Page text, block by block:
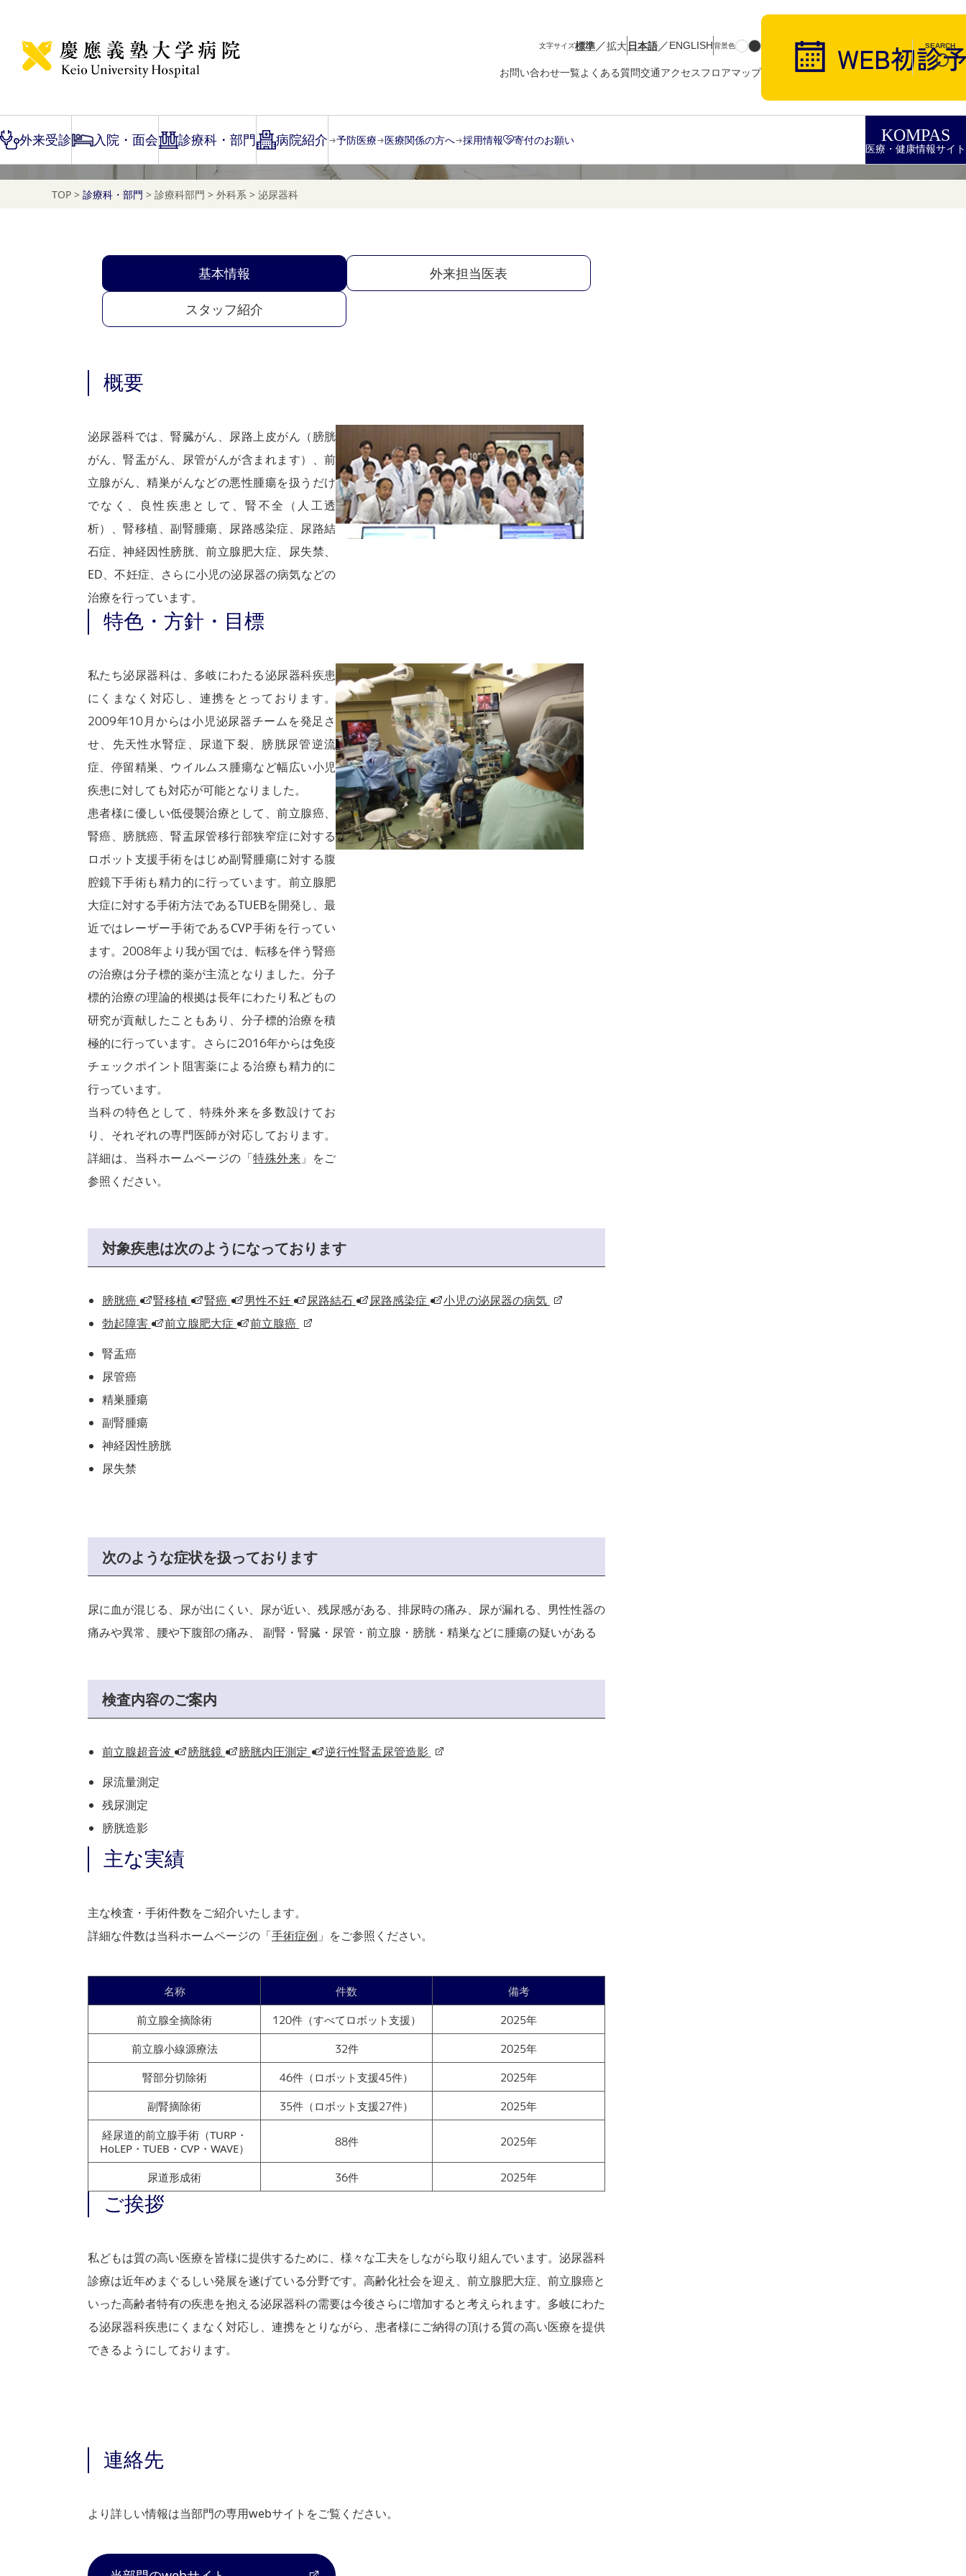
文字サイズ標準／拡大日本語／ENGLISH背景色
お問い合わせ一覧よくある質問交通アクセスフロアマップ
SEARCH
外来受診 入院・面会 診療科・部門 病院紹介 予防医療 医療関係の方へ 採用情報 寄付のお願い KOMPAS
医療・健康情報サイト
TOP > 診療科・部門 > 診療科部門 > 外科系 > 泌尿器科
基本情報 外来担当医表
スタッフ紹介
概要
泌尿器科では、腎臓がん、尿路上皮がん（膀胱
がん、腎盂がん、尿管がんが含まれます）、前
立腺がん、精巣がんなどの悪性腫瘍を扱うだけ
でなく、良性疾患として、腎不全（人工透
析）、腎移植、副腎腫瘍、尿路感染症、尿路結
石症、神経因性膀胱、前立腺肥大症、尿失禁、
ED、不妊症、さらに小児の泌尿器の病気などの
治療を行っています。
特色・方針・目標
私たち泌尿器科は、多岐にわたる泌尿器科疾患
にくまなく対応し、連携をとっております。
2009年10月からは小児泌尿器チームを発足さ
せ、先天性水腎症、尿道下裂、膀胱尿管逆流
症、停留精巣、ウイルムス腫瘍など幅広い小児
疾患に対しても対応が可能となりました。
患者様に優しい低侵襲治療として、前立腺癌、
腎癌、膀胱癌、腎盂尿管移行部狭窄症に対する
ロボット支援手術をはじめ副腎腫瘍に対する腹
腔鏡下手術も精力的に行っています。前立腺肥
大症に対する手術方法であるTUEBを開発し、最
近ではレーザー手術であるCVP手術を行ってい
ます。2008年より我が国では、転移を伴う腎癌
の治療は分子標的薬が主流となりました。分子
標的治療の理論的根拠は長年にわたり私どもの
研究が貢献したこともあり、分子標的治療を積
極的に行っています。さらに2016年からは免疫
チェックポイント阻害薬による治療も精力的に
行っています。
当科の特色として、特殊外来を多数設けてお
り、それぞれの専門医師が対応しております。
詳細は、当科ホームページの「特殊外来 」をご
参照ください。
対象疾患は次のようになっております
膀胱癌 腎移植 腎癌 男性不妊 尿路結石 尿路感染症
小児の泌尿器の病気
勃起障害
前立腺肥大症
前立腺癌
腎盂癌
尿管癌
精巣腫瘍
副腎腫瘍
神経因性膀胱
尿失禁
次のような症状を扱っております
尿に血が混じる、尿が出にくい、尿が近い、残尿感がある、排尿時の痛み、尿が漏れる、男性性器の
痛みや異常、腰や下腹部の痛み、 副腎・腎臓・尿管・前立腺・膀胱・精巣などに腫瘍の疑いがある
検査内容のご案内
前立腺超音波 膀胱鏡 膀胱内圧測定
逆行性腎盂尿管造影
尿流量測定
残尿測定
膀胱造影
主な実績
主な検査・手術件数をご紹介いたします。
詳細な件数は当科ホームページの「手術症例 」をご参照ください。
名称 件数
備考
前立腺全摘除術
120件（すべてロボット支援）
2025年
前立腺小線源療法
32件
2025年
腎部分切除術
46件（ロボット支援45件）
2025年
副腎摘除術
35件（ロボット支援27件）
2025年
経尿道的前立腺手術（TURP・
HoLEP・TUEB・CVP・WAVE）
88件 2025年
尿道形成術 36件 2025年
ご挨拶
私どもは質の高い医療を皆様に提供するために、様々な工夫をしながら取り組んでいます。泌尿器科
診療は近年めまぐるしい発展を遂げている分野です。高齢化社会を迎え、前立腺肥大症、前立腺癌と
いった高齢者特有の疾患を抱える泌尿器科の需要は今後さらに増加すると考えられます。多岐にわた
る泌尿器科疾患にくまなく対応し、連携をとりながら、患者様にご納得の頂ける質の高い医療を提供
できるようにしております。
連絡先
より詳しい情報は当部門の専用webサイトをご覧ください。